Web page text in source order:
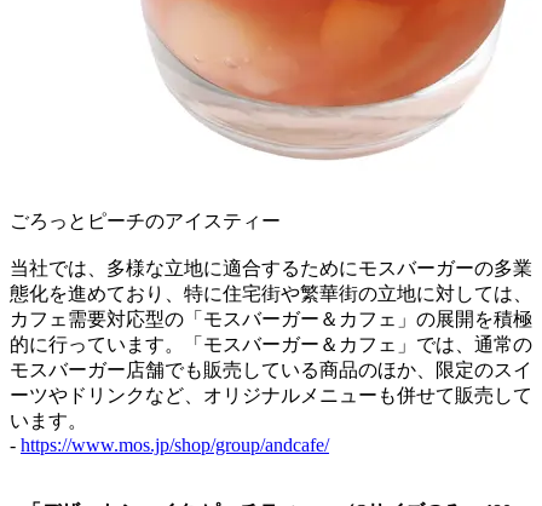
ごろっとピーチのアイスティー
当社では、多様な立地に適合するためにモスバーガーの多業
態化を進めており、特に住宅街や繁華街の立地に対しては、
カフェ需要対応型の「モスバーガー＆カフェ」の展開を積極
的に行っています。「モスバーガー＆カフェ」では、通常の
モスバーガー店舗でも販売している商品のほか、限定のスイ
ーツやドリンクなど、オリジナルメニューも併せて販売して
います。
- https://www.mos.jp/shop/group/andcafe/